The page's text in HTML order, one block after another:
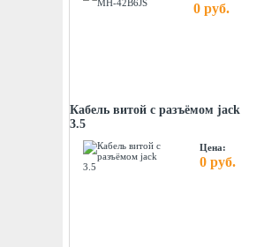
0 руб.
Кабель витой с разъёмом jack
3.5
Цена:
0 руб.